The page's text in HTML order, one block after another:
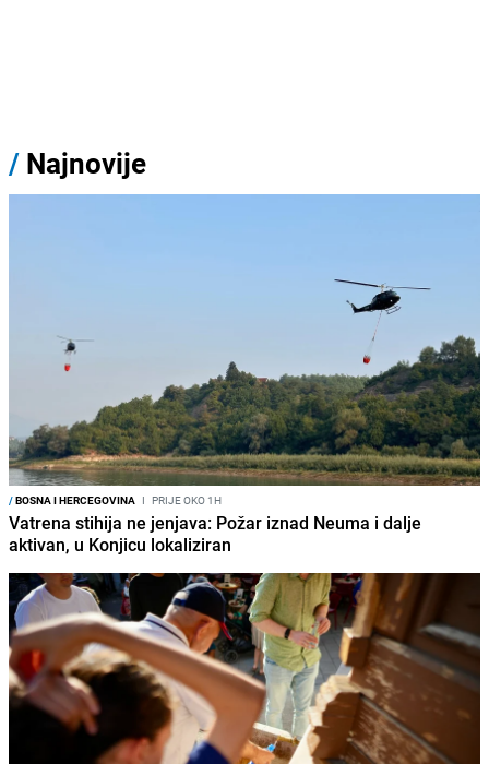
/ Najnovije
/BOSNA I HERCEGOVINA I PRIJE OKO 1H
Vatrena stihija ne jenjava: Požar iznad Neuma i dalje
aktivan, u Konjicu lokaliziran